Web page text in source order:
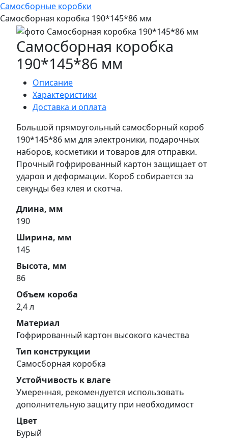
Самосборные коробки
Самосборная коробка 190*145*86 мм
Самосборная коробка
190*145*86 мм
Описание
Характеристики
Доставка и оплата
Большой прямоугольный самосборный короб
190*145*86 мм для электроники, подарочных
наборов, косметики и товаров для отправки.
Прочный гофрированный картон защищает от
ударов и деформации. Короб собирается за
секунды без клея и скотча.
Длина, мм
190
Ширина, мм
145
Высота, мм
86
Объем короба
2,4 л
Материал
Гофрированный картон высокого качества
Тип конструкции
Самосборная коробка
Устойчивость к влаге
Умеренная, рекомендуется использовать
дополнительную защиту при необходимост
Цвет
Бурый